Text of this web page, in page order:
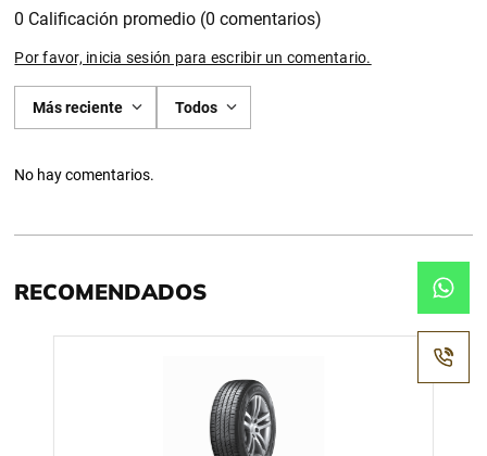
0 Calificación promedio (0 comentarios)
Por favor, inicia sesión para escribir un comentario.
Más reciente Todos
No hay comentarios.
RECOMENDADOS